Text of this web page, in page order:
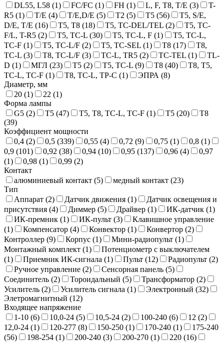
DL55, L58 (1) FC/FC (1) FH (1) L, F, T8, T/E (3)
T-
R5 (1) T/E (4) T/E,D/E (5) T2 (5) T5 (56)
T5, S/E,
D/E, T/E (16) T5, T8 (18) T5, TC-DEL/TEL (2)
T5, TC-
F/L, T-R5 (2) T5, TC-L (30) T5, TC-L, F (1)
T5, TC-L,
TC-F (1) T5, TC-L/F (2) T5, TC-SEL (1) T8 (17)
T8,
TC-L (3) T8, TC-L/F (3) TC-L, TR5 (2) TC-TEL (1)
TL-
D (1) МГЛ (23) Т5 (2) Т5, TC-L (9) Т8 (40)
Т8, T5,
TC-L, TC-F (1) Т8, TC-L, TP-C (1) ЭПРА (8)
Диаметр, мм
20 (1) 22 (1)
Форма лампы
G5 (2) T5 (47) T5, T8, TC-L, TC-F (1) Т5 (20)
Т8
(39)
Коэффициент мощности
0,4 (2) 0,5 (339) 0,55 (4) 0,72 (9) 0,75 (1) 0,8 (1)
0,9 (101) 0,92 (38) 0,94 (10) 0,95 (137) 0,96 (4)
0,97
(1) 0,98 (1) 0,99 (2)
Контакт
алюминиевый контакт (5) медный контакт (23)
Тип
Аппарат (2) Датчик движения (1)
Датчик освещения и
присутствия (4) Диммер (5) Драйвер (1) ИК-датчик (1)
ИК-премник (1) ИК-пульт (3)
Клавишное управление
(1) Компенсатор (4) Конвектор (1) Конвертор (2)
Контроллер (9) Корпус (1) Мини-радиопульт (1)
Монтажный комплект (1)
Потенциометр с выключателем
(1) Приемник ИК-сигнала (1) Пульт (12) Радиопульт (2)
Ручное управление (2) Сенсорная панель (5)
Соединитель (2) Тороидальный (5) Трансформатор (2)
Усилитель (2) Усилитель сигнала (1) Электронный (32)
Элетромагнитный (12)
Входящее напряжение
1-10 (6) 10,0-24 (5) 10,5-24 (2) 100-240 (6) 12 (2)
12,0-24 (1) 120-277 (8) 150-250 (1) 170-240 (1)
175-240
(56) 198-254 (1) 200-240 (3) 200-270 (1) 220 (16)